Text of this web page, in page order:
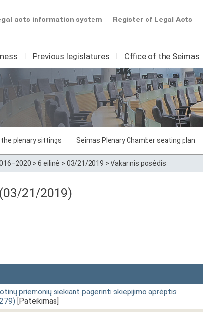
Register of Legal Acts
acts information system
I Previous legislatures I Office of the Seimas
plenary sittings Seimas Plenary Chamber seating plan
> 6 eilinė > 03/21/2019 > Vakarinis posėdis
(03/21/2019)
priemonių siekiant pagerinti skiepijimo aprėptis
[Pateikimas]